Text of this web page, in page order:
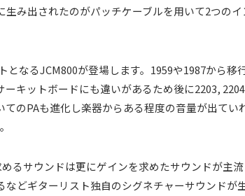
み出されたのがパッチケーブルを用いて2つの
なるJCM800が登場します。1959や1987から
キットボードにも違いがあるため後に2203,
のPAも進化し楽器からある程度の音量が出て
るサウンドは更にゲインを求めたサウンドが主
どギターリスト独自のシグネチャーサウンド